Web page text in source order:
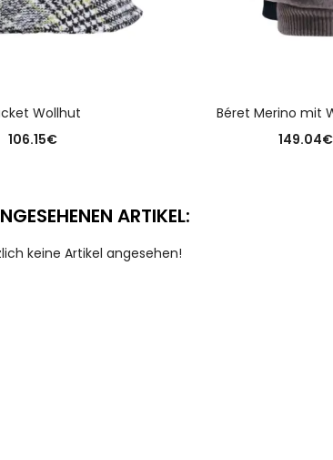
Wollhut
106.15€
Béret Merino mit
149.04€
ARTIKEL:
keine Artikel angesehen!